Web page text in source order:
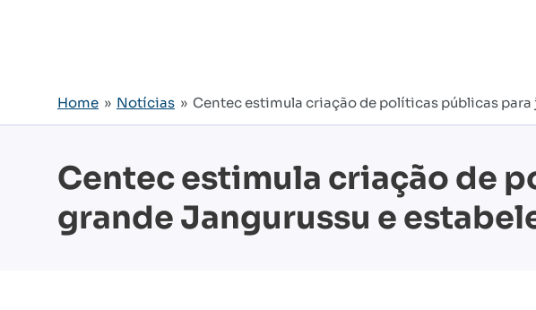
Home » Notícias » Centec estimula criação de políticas públicas
Centec estimula criação de
grande Jangurussu e